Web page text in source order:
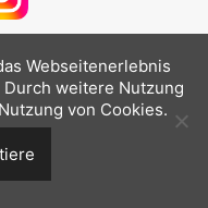
Berg
Webseitenerlebnis
weitere Nutzung
von Cookies.